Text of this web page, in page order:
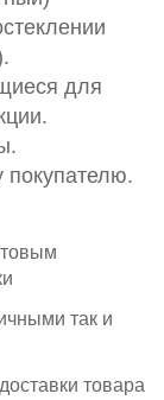
для
так и
товара